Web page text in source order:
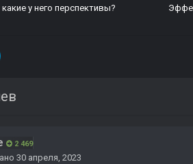
у него перспективы?
2 469
30 апреля, 2023